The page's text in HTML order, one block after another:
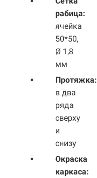
рабица:
ячейка
50*50,
Ø 1,8
мм
Протяжка:
в два
ряда
сверху
и
снизу
Окраска
каркаса: